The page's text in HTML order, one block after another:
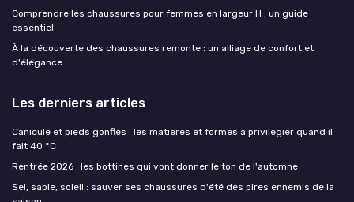
Comprendre les chaussures pour femmes en largeur H : un guide
essentiel
À la découverte des chaussures remonte : un alliage de confort et
d'élégance
Les derniers articles
Canicule et pieds gonflés : les matières et formes à privilégier quand il
fait 40 °C
Rentrée 2026 : les bottines qui vont donner le ton de l'automne
Sel, sable, soleil : sauver ses chaussures d'été des pires ennemis de la